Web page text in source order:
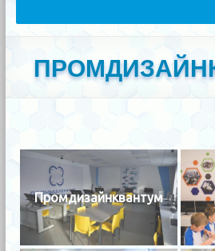
Промдизайнквантум